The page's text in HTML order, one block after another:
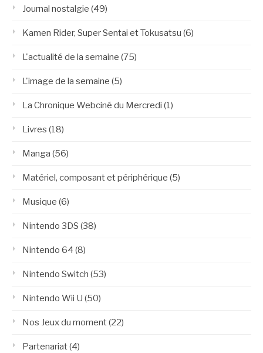
Journal nostalgie (49)
Kamen Rider, Super Sentai et Tokusatsu (6)
L'actualité de la semaine (75)
L'image de la semaine (5)
La Chronique Webciné du Mercredi (1)
Livres (18)
Manga (56)
Matériel, composant et périphérique (5)
Musique (6)
Nintendo 3DS (38)
Nintendo 64 (8)
Nintendo Switch (53)
Nintendo Wii U (50)
Nos Jeux du moment(22)
Partenariat(4)